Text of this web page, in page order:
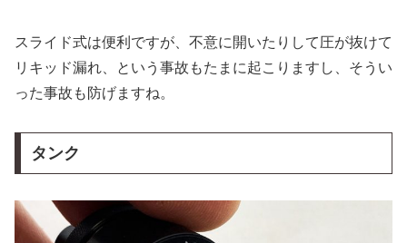
スライド式は便利ですが、不意に開いたりして圧が抜けて
リキッド漏れ、という事故もたまに起こりますし、そうい
った事故も防げますね。
タンク